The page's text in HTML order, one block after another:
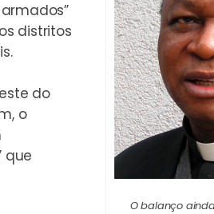
distritos
do
o
que
O balanço